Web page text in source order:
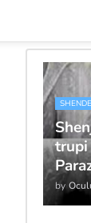
trupi
by